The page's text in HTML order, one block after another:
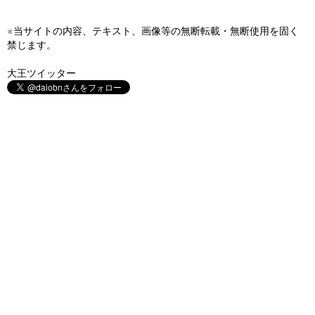
※当サイトの内容、テキスト、画像等の無断転載・無断使用を固く
禁じます。
大王ツイッター